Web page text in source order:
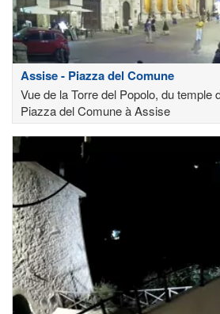
Assise - Piazza del Comune
Vue de la Torre del Popolo, du temple
Piazza del Comune à Assise